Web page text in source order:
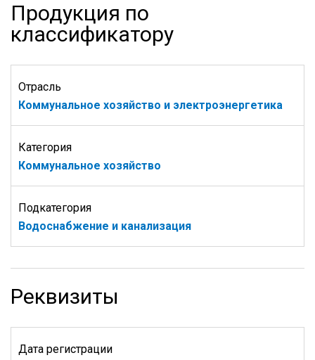
Продукция по
классификатору
Отрасль
Коммунальное хозяйство и электроэнергетика
Категория
Коммунальное хозяйство
Подкатегория
Водоснабжение и канализация
Реквизиты
Дата регистрации